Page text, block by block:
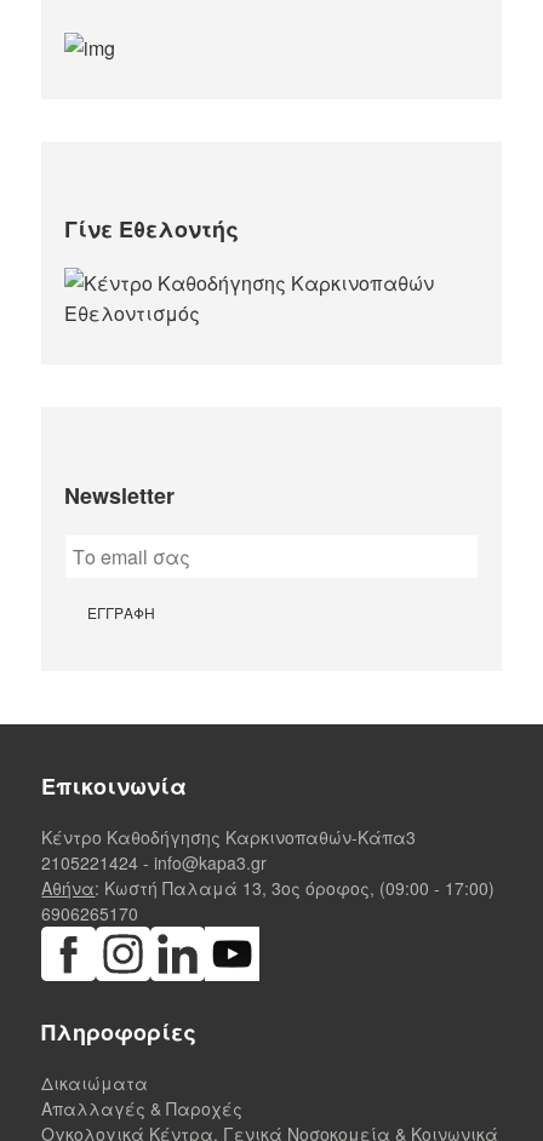
Γίνε Εθελοντής
Newsletter
Επικοινωνία
Κέντρο Καθοδήγησης Καρκινοπαθών-Κάπα3
2105221424 - info@kapa3.gr
Αθήνα: Κωστή Παλαμά 13, 3ος όροφος, (09:00 - 17:00)
6906265170
Πληροφορίες
Δικαιώματα
Απαλλαγές & Παροχές
Ογκολογικά Κέντρα, Γενικά Νοσοκομεία & Κοινωνικά